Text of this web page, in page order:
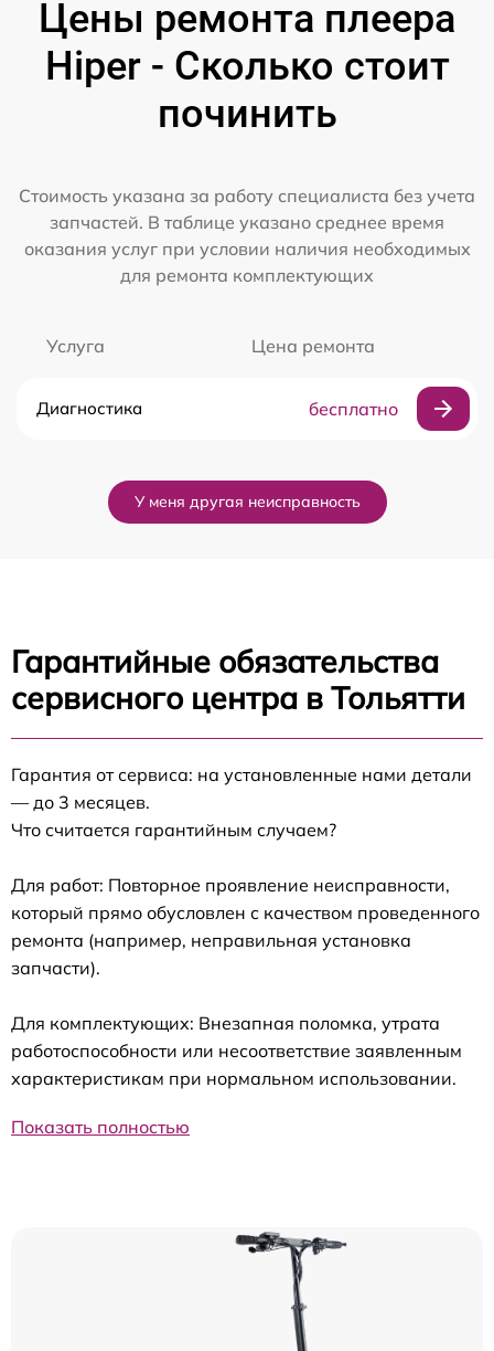
Цены ремонта плеера
Hiper - Сколько стоит
починить
Стоимость указана за работу специалиста без учета
запчастей. В таблице указано среднее время
оказания услуг при условии наличия необходимых
для ремонта комплектующих
Услуга Цена ремонта
Диагностика бесплатно
У меня другая неисправность
Гарантийные обязательства
сервисного центра в Тольятти
Гарантия от сервиса: на установленные нами детали
— до 3 месяцев.
Что считается гарантийным случаем?
Для работ: Повторное проявление неисправности,
который прямо обусловлен с качеством проведенного
ремонта (например, неправильная установка
запчасти).
Для комплектующих: Внезапная поломка, утрата
работоспособности или несоответствие заявленным
характеристикам при нормальном использовании.
Показать полностью